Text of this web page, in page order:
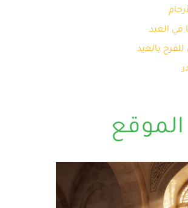
في العيد
بالعيد